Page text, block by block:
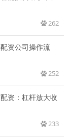
262
资公司操作流
252
资：杠杆放大收
233